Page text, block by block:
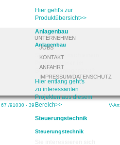
Hier geht's zur
Produktübersicht>>
Anlagenbau
Anlagenbau
Sie suchen nach einem
Bereich Anlagenbau?
Hier entlang geht's
zu interessanten
Projekten aus diesem
Bereich>>
Steuerungstechnik
Steuerungstechnik
UNTERNEHMEN
JOBS
KONTAKT
ANFAHRT
IMPRESSUM/DATENSCHUTZ
/91030 - 39 V-Art